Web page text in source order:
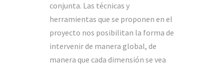
conjunta. Las técnicas y
herramientas que se proponen en el
proyecto nos posibilitan la forma de
intervenir de manera global, de
manera que cada dimensión se vea